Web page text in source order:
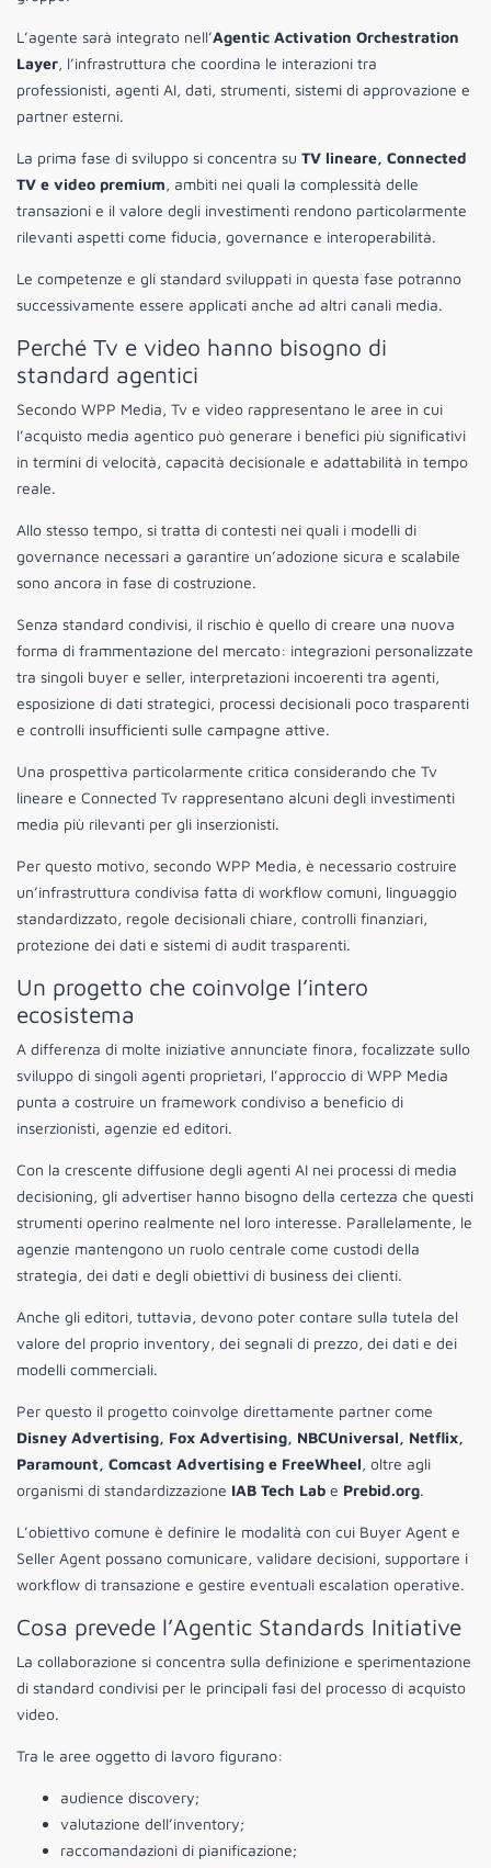
L’agente sarà integrato nell’Agentic Activation Orchestration
Layer, l’infrastruttura che coordina le interazioni tra
professionisti, agenti AI, dati, strumenti, sistemi di approvazione e
partner esterni.
La prima fase di sviluppo si concentra su TV lineare, Connected
TV e video premium, ambiti nei quali la complessità delle
transazioni e il valore degli investimenti rendono particolarmente
rilevanti aspetti come fiducia, governance e interoperabilità.
Le competenze e gli standard sviluppati in questa fase potranno
successivamente essere applicati anche ad altri canali media.
Perché Tv e video hanno bisogno di
standard agentici
Secondo WPP Media, Tv e video rappresentano le aree in cui
l’acquisto media agentico può generare i benefici più significativi
in termini di velocità, capacità decisionale e adattabilità in tempo
reale.
Allo stesso tempo, si tratta di contesti nei quali i modelli di
governance necessari a garantire un’adozione sicura e scalabile
sono ancora in fase di costruzione.
Senza standard condivisi, il rischio è quello di creare una nuova
forma di frammentazione del mercato: integrazioni personalizzate
tra singoli buyer e seller, interpretazioni incoerenti tra agenti,
esposizione di dati strategici, processi decisionali poco trasparenti
e controlli insufficienti sulle campagne attive.
Una prospettiva particolarmente critica considerando che Tv
lineare e Connected Tv rappresentano alcuni degli investimenti
media più rilevanti per gli inserzionisti.
Per questo motivo, secondo WPP Media, è necessario costruire
un’infrastruttura condivisa fatta di workflow comuni, linguaggio
standardizzato, regole decisionali chiare, controlli finanziari,
protezione dei dati e sistemi di audit trasparenti.
Un progetto che coinvolge l’intero
ecosistema
A differenza di molte iniziative annunciate finora, focalizzate sullo
sviluppo di singoli agenti proprietari, l’approccio di WPP Media
punta a costruire un framework condiviso a beneficio di
inserzionisti, agenzie ed editori.
Con la crescente diffusione degli agenti AI nei processi di media
decisioning, gli advertiser hanno bisogno della certezza che questi
strumenti operino realmente nel loro interesse. Parallelamente, le
agenzie mantengono un ruolo centrale come custodi della
strategia, dei dati e degli obiettivi di business dei clienti.
Anche gli editori, tuttavia, devono poter contare sulla tutela del
valore del proprio inventory, dei segnali di prezzo, dei dati e dei
modelli commerciali.
Per questo il progetto coinvolge direttamente partner come
Disney Advertising, Fox Advertising, NBCUniversal, Netflix,
Paramount, Comcast Advertising e FreeWheel, oltre agli
organismi di standardizzazione IAB Tech Lab e Prebid.org.
L’obiettivo comune è definire le modalità con cui Buyer Agent e
Seller Agent possano comunicare, validare decisioni, supportare i
workflow di transazione e gestire eventuali escalation operative.
Cosa prevede l’Agentic Standards Initiative
La collaborazione si concentra sulla definizione e sperimentazione
di standard condivisi per le principali fasi del processo di acquisto
video.
Tra le aree oggetto di lavoro figurano:
audience discovery;
valutazione dell’inventory;
raccomandazioni di pianificazione;